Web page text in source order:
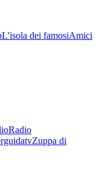
L'isola dei famosiAmici
Radio
Zuppa di